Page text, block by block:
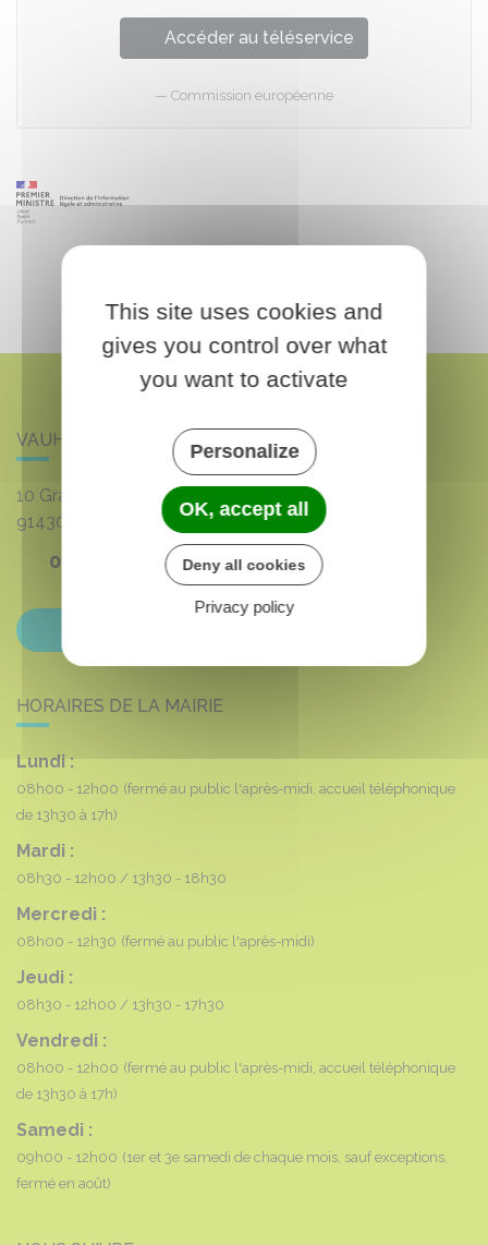
Accéder au téléservice
Commission européenne
VAUHALLAN
10 Grande rue du 8 mai 1945
91430
VAUHALLAN
01 69 35 53 00
HORAIRES DE LA MAIRIE
Lundi :
08h00 - 12h00 (fermé au public l'après-midi, accueil téléphonique
de 13h30 à 17h)
Mardi :
08h30 - 12h00 13h30 - 18h30
Mercredi :
08h00 - 12h30 (fermé au public l'après-midi)
Jeudi :
08h30 - 12h00 13h30 - 17h30
Vendredi :
08h00 - 12h00 (fermé au public l'après-midi, accueil téléphonique
de 13h30 à 17h)
Samedi :
09h00 - 12h00 (1er et 3e samedi de chaque mois, sauf exceptions,
fermé en août)
This site uses cookies and
gives you control over what
you want to activate
Personalize
OK, accept all
Deny all cookies
Privacy policy